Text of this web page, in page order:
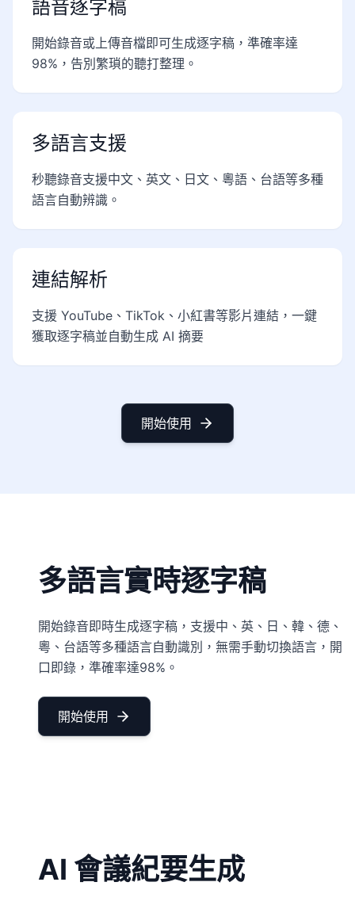
語音逐字稿
開始錄音或上傳音檔即可生成逐字稿，準確率達
98%，告別繁瑣的聽打整理。
多語言支援
秒聽錄音支援中文、英文、日文、粵語、台語等多種
語言自動辨識。
連結解析
支援 YouTube、TikTok、小紅書等影片連結，一鍵
獲取逐字稿並自動生成 AI 摘要
開始使用
多語言實時逐字稿
開始錄音即時生成逐字稿，支援中、英、日、韓、德、
粵、台語等多種語言自動識別，無需手動切換語言，開
口即錄，準確率達98%。
開始使用
AI 會議紀要生成